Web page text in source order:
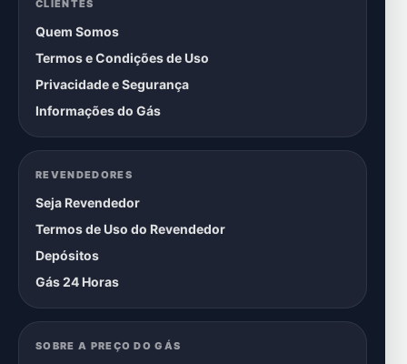
CLIENTES
Quem Somos
Termos e Condições de Uso
Privacidade e Segurança
Informações do Gás
REVENDEDORES
Seja Revendedor
Termos de Uso do Revendedor
Depósitos
Gás 24 Horas
SOBRE A PREÇO DO GÁS